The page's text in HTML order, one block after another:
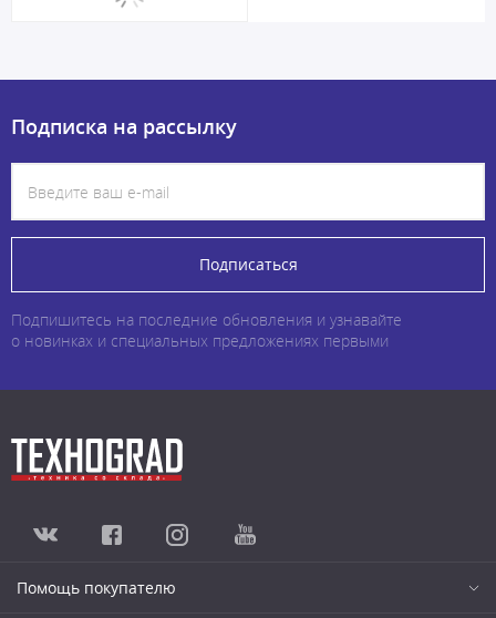
Подписка на рассылку
Подписаться
Подпишитесь на последние обновления и узнавайте
о новинках и специальных предложениях первыми
Помощь покупателю